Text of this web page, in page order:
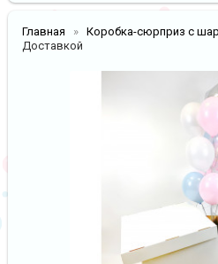
Главная Коробка-сюрприз с
Доставкой